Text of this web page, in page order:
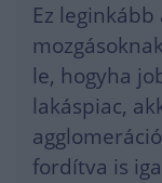
Ez
le, hogyha
lakáspiac,
fordítva is